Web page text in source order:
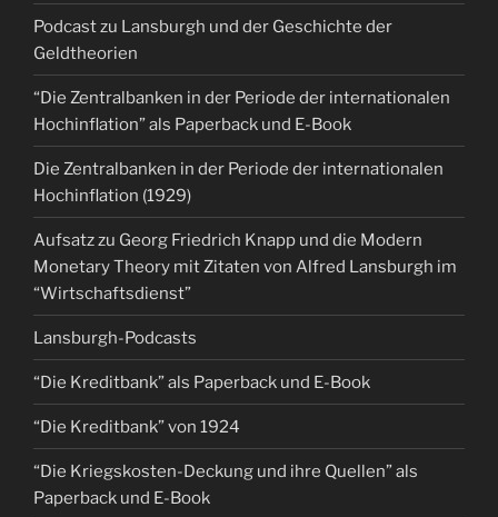
Podcast zu Lansburgh und der Geschichte der
Geldtheorien
“Die Zentralbanken in der Periode der internationalen
Hochinflation” als Paperback und E-Book
Die Zentralbanken in der Periode der internationalen
Hochinflation (1929)
Aufsatz zu Georg Friedrich Knapp und die Modern
Monetary Theory mit Zitaten von Alfred Lansburgh im
“Wirtschaftsdienst”
Lansburgh-Podcasts
“Die Kreditbank” als Paperback und E-Book
“Die Kreditbank” von 1924
“Die Kriegskosten-Deckung und ihre Quellen” als
Paperback und E-Book